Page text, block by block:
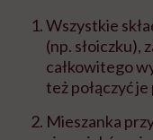
Wszystkie
(np. słoiczku),
całkowitego
też połączyć
Mieszanka